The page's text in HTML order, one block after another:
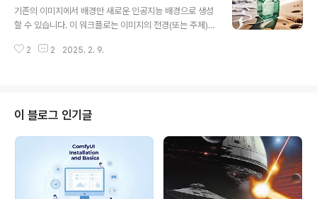
및 초보가이드를 확인하시기 바랍니다.따라하기1 단계: 모
델 다운로드체크포인트 모델Juggernaut XL 모델을 다
에 넣어줍니다(A1111과 모델을 공유하실 경우엔 여기를
기존의 이미지에서 배경만 새로운 인공지능 배경으로 생성
할 수 있습니다. 이 워크플로는 이미지의 전경(또는 주체)
운 배경을 생성합니다. 원하는 배경을 지정할 수도 있고요.
기개인적인 느낌소프트웨어이 글에서는 스테이블 디퓨전
용 GUI중에서도 제일 강력한 ComfyUI를 사용합니다. C
omfyUI가 처음이시라면, 설치 및 기본 사용방법 및 초보
가이드를 확인하시기 바랍니다.워크플로 개요이 워크플로
는 이미지 배경 삭제하기에서 사용했던 BRIA 모델을 사용
해서 배경을 삭제하고 마스크를 만든 후, SDXL ..
2 2 2025. 2. 9.
이 블로그 인기글